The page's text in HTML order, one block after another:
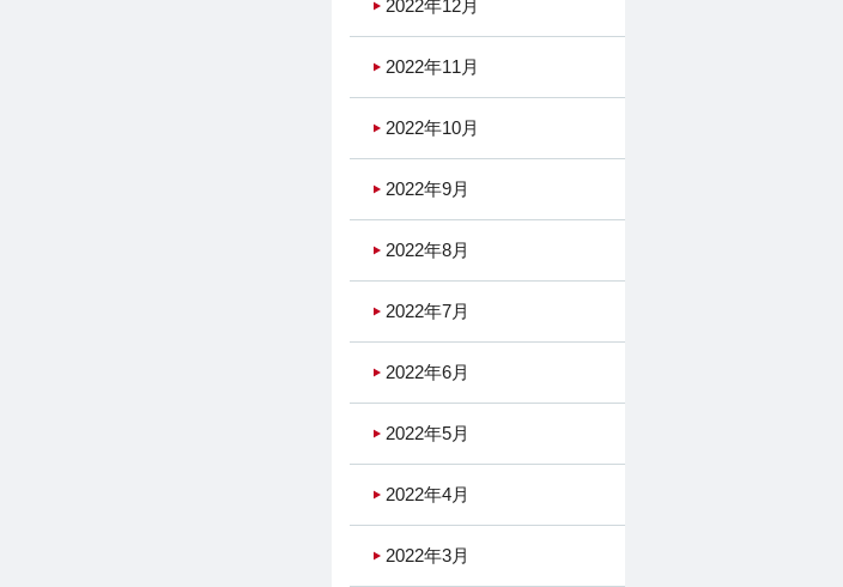
2022年12月
2022年11月
2022年10月
2022年9月
2022年8月
2022年7月
2022年6月
2022年5月
2022年4月
2022年3月